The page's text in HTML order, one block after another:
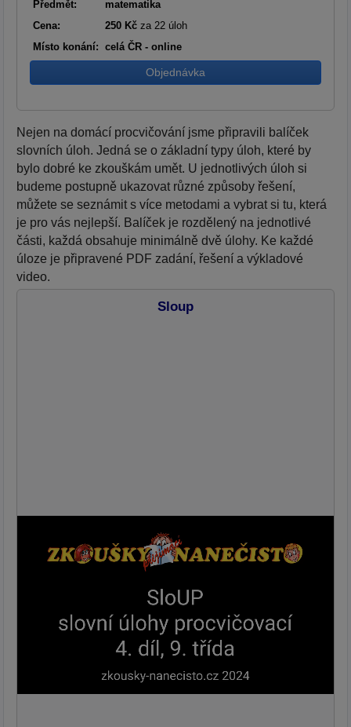
Nejen na domácí procvičování jsme připravili balíček
slovních úloh. Jedná se o základní typy úloh, které by
bylo dobré ke zkouškám umět. U jednotlivých úloh si
budeme postupně ukazovat různé způsoby řešení,
můžete se seznámit s více metodami a vybrat si tu, která
je pro vás nejlepší. Balíček je rozdělený na jednotlivé
části, každá obsahuje minimálně dvě úlohy. Ke každé
úloze je připravené PDF zadání, řešení a výkladové
video.
Sloup
Předmět:
matematika
Cena:
250 Kč za 22 úloh
Místo konání: celá ČR - online
Objednávka